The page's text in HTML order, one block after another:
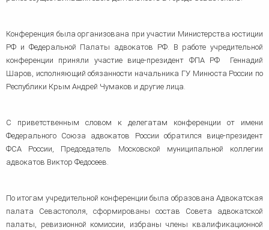
Видео ММКА
Неимущественные права
Оспаривание сделок
Страхование
Для юридических лиц
Споры по строительному
Таможенный адвокат
Уголовные споры
Урегулирование споров в
досудебном порядке
человека (Страсбург)
Конституционный Суд РФ
Конференция была организована при участии Министерства юстиции
РФ и Федеральной Палаты адвокатов РФ. В работе учредительной
конференции приняли участие вице-президент ФПА РФ Геннадий
Шаров, исполняющий обязанности начальника ГУ Минюста России по
Республики Крым Андрей Чумаков и другие лица.
С приветственным словом к делегатам конференции от имени
Федерального Союза адвокатов России обратился вице-президент
ФСА России, Председатель Московской муниципальной коллегии
адвокатов Виктор Федосеев.
По итогам учредительной конференции была образована Адвокатская
палата Севастополя, сформированы состав Совета адвокатской
палаты, ревизионной комиссии, избраны члены квалификационной